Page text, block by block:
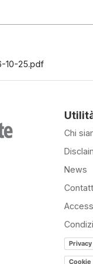
10-25.pdf
Chi
News
Cookie